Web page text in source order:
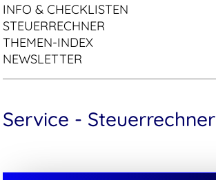
INFO & CHECKLISTEN
STEUERRECHNER
THEMEN-INDEX
NEWSLETTER
Service - Steuerrechner